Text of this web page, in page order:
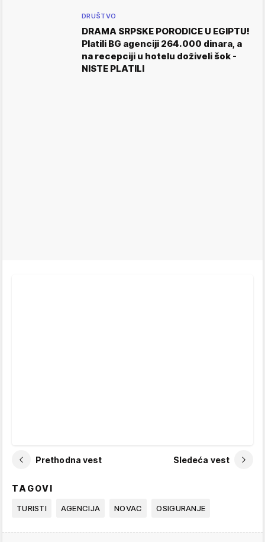
DRUŠTVO
DRAMA SRPSKE PORODICE U EGIPTU!
Platili BG agenciji 264.000 dinara, a
na recepciji u hotelu doživeli šok -
NISTE PLATILI
Prethodna vest Sledeća vest
TAGOVI
TURISTI AGENCIJA NOVAC OSIGURANJE